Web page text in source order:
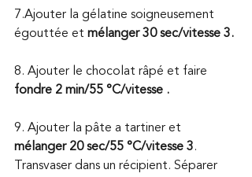
7.Ajouter la gélatine soigneusement
égouttée et mélanger 30 sec/vitesse 3.
8. Ajouter le chocolat râpé et faire
fondre 2 min/55 °C/vitesse .
9. Ajouter la pâte a tartiner et
mélanger 20 sec/55 °C/vitesse 3.
Transvaser dans un récipient. Séparer